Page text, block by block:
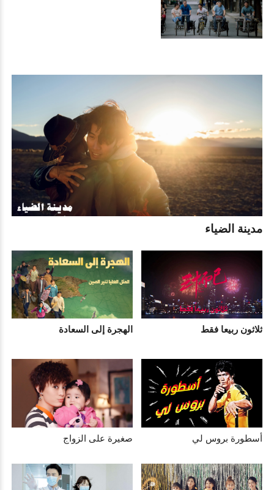
مدينة الضياء
ثلاثون ربيعا فقط الهجرة إلى السعادة
أسطورة بروس لي صغيرة على الزواج